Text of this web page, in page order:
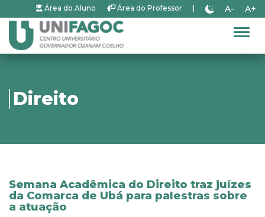
Área do Aluno Área do Professor A- A+
Direito
Semana Acadêmica do Direito traz juízes
da Comarca de Ubá para palestras sobre
a atuação